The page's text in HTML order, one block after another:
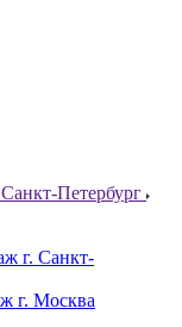
Петербург
г. Санкт-
г. Москва